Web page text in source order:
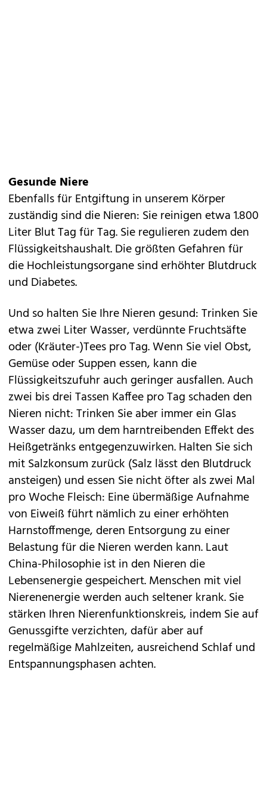
Gesunde Niere
Ebenfalls für Entgiftung in unserem Körper
zuständig sind die Nieren: Sie reinigen etwa 1.800
Liter Blut Tag für Tag. Sie regulieren zudem den
Flüssigkeitshaushalt. Die größten Gefahren für
die Hochleistungsorgane sind erhöhter Blutdruck
und Diabetes.
Und so halten Sie Ihre Nieren gesund: Trinken Sie
etwa zwei Liter Wasser, verdünnte Fruchtsäfte
oder (Kräuter-)Tees pro Tag. Wenn Sie viel Obst,
Gemüse oder Suppen essen, kann die
Flüssigkeitszufuhr auch geringer ausfallen. Auch
zwei bis drei Tassen Kaffee pro Tag schaden den
Nieren nicht: Trinken Sie aber immer ein Glas
Wasser dazu, um dem harntreibenden Effekt des
Heißgetränks entgegenzuwirken. Halten Sie sich
mit Salzkonsum zurück (Salz lässt den Blutdruck
ansteigen) und essen Sie nicht öfter als zwei Mal
pro Woche Fleisch: Eine übermäßige Aufnahme
von Eiweiß führt nämlich zu einer erhöhten
Harnstoffmenge, deren Entsorgung zu einer
Belastung für die Nieren werden kann. Laut
China-Philosophie ist in den Nieren die
Lebensenergie gespeichert. Menschen mit viel
Nierenenergie werden auch seltener krank. Sie
stärken Ihren Nierenfunktionskreis, indem Sie auf
Genussgifte verzichten, dafür aber auf
regelmäßige Mahlzeiten, ausreichend Schlaf und
Entspannungsphasen achten.